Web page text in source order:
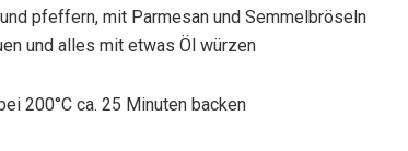
pfeffern, mit Parmesan und Semmelbröseln
und alles mit etwas Öl würzen
200°C ca. 25 Minuten backen